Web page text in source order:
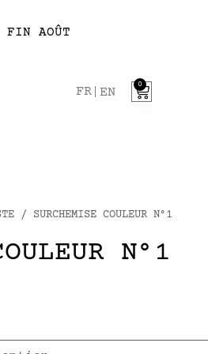
FIN AOÛT
FR EN
0
/ SURCHEMISE COULEUR N°1
N°1